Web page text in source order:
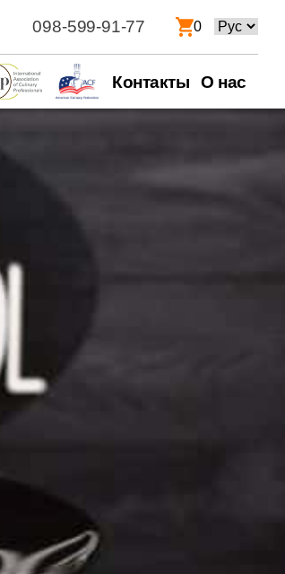
098-599-91-77 0
Выбрать
Контакты О нас